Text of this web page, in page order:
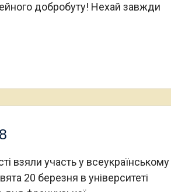
добробуту! Нехай завжди
взяли участь у всеукраїнському
20 березня в університеті